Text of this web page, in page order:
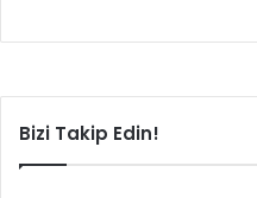
Bizi Takip Edin!